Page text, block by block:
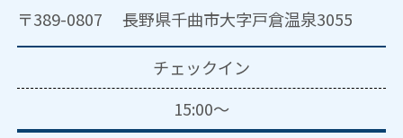
〒389-0807 長野県千曲市大字戸倉温泉3055
チェックイン
15:00～